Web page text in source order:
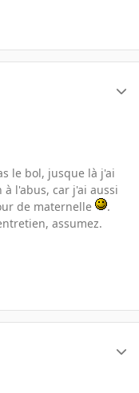
le bol, jusque là j'ai
l'abus, car j'ai aussi
de maternelle
.
assumez.